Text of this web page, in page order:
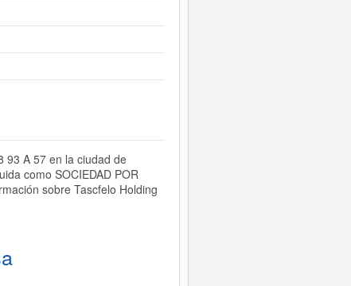
93 A 57 en la ciudad de
como SOCIEDAD POR
sobre Tascfelo Holding